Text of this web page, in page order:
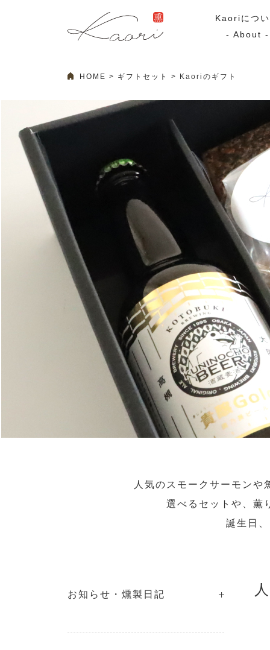
Kaoriにつ
- About -
ギフトセット
Kaoriのギフト
ラッピング
スモーク
その他
特集・期間限定セール
HOME ギフトセット Kaoriのギフト
人気のスモークサーモン
選べるセットや、薫
誕生日
お知らせ・燻製日記